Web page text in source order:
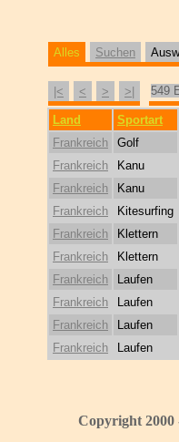
Alles Suchen
|< < > >| 549
Land Sportart
Frankreich
Golf
Frankreich
Kanu
Frankreich
Kanu
Frankreich
Kitesurfing
Frankreich
Klettern
Frankreich
Klettern
Frankreich
Laufen
Frankreich
Laufen
Frankreich
Laufen
Frankreich
Laufen
Copyright 2000